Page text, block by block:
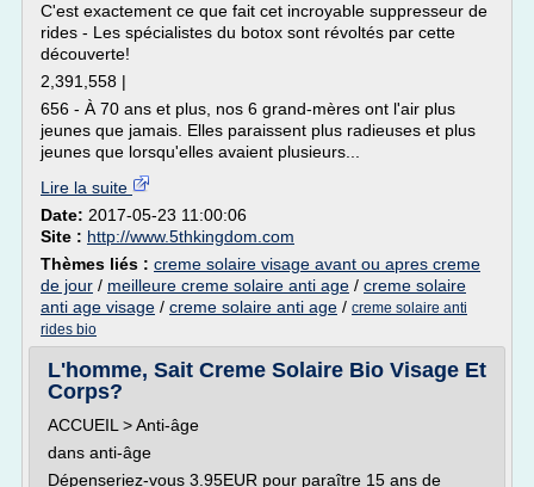
C'est exactement ce que fait cet incroyable suppresseur de
rides - Les spécialistes du botox sont révoltés par cette
découverte!
2,391,558 |
656 - À 70 ans et plus, nos 6 grand-mères ont l'air plus
jeunes que jamais. Elles paraissent plus radieuses et plus
jeunes que lorsqu'elles avaient plusieurs...
Lire la suite
Date: 2017-05-23 11:00:06
Site : http://www.5thkingdom.com
Thèmes liés : creme solaire visage avant ou apres creme
de jour / meilleure creme solaire anti age / creme solaire
anti age visage / creme solaire anti age / creme solaire anti
rides bio
L'homme, Sait Creme Solaire Bio Visage Et
Corps?
ACCUEIL > Anti-âge
dans anti-âge
Dépenseriez-vous 3.95EUR pour paraître 15 ans de